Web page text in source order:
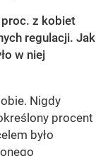
proc. z kobiet
regulacji. Jak
w niej
Nigdy
procent
było